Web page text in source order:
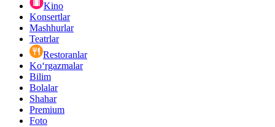
Kino
Konsertlar
Mashhurlar
Teatrlar
Restoranlar
Ko‘rgazmalar
Bilim
Bolalar
Shahar
Premium
Foto